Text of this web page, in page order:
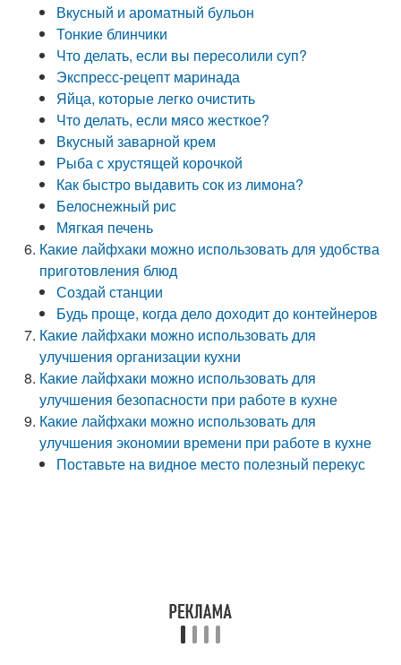
Вкусный и ароматный бульон
Тонкие блинчики
Что делать, если вы пересолили суп?
Экспресс-рецепт маринада
Яйца, которые легко очистить
Что делать, если мясо жесткое?
Вкусный заварной крем
Рыба с хрустящей корочкой
Как быстро выдавить сок из лимона?
Белоснежный рис
Мягкая печень
Какие лайфхаки можно использовать для удобства
приготовления блюд
Создай станции
Будь проще, когда дело доходит до контейнеров
Какие лайфхаки можно использовать для
улучшения организации кухни
Какие лайфхаки можно использовать для
улучшения безопасности при работе в кухне
Какие лайфхаки можно использовать для
улучшения экономии времени при работе в кухне
Поставьте на видное место полезный перекус